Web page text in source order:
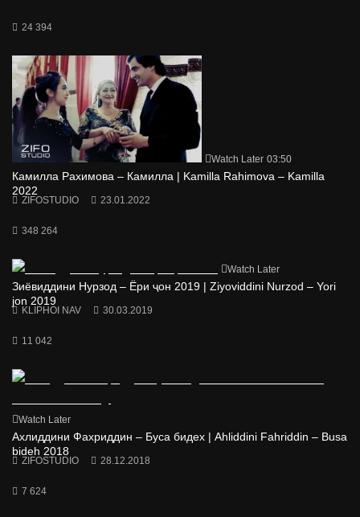
24 394
Watch Later 03:50
Камилла Рахимова – Камилла | Kamilla Rahimova – Kamilla
2022
ZIFOSTUDIO 23.01.2022
348 264
Watch Later
Зиёвиддини Нурзод – Ёри ҷон 2019 | Ziyoviddini Nurzod – Yori
jon 2019
KLIPHOI NAV 30.03.2019
11 042
Watch Later
Ахлиддини Фахриддин – Буса бидех | Ahliddini Fahriddin – Busa
bideh 2018
ZIFOSTUDIO 28.12.2018
7 624